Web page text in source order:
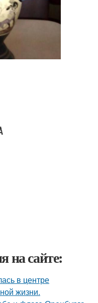
на сайте:
в центре
жизни.